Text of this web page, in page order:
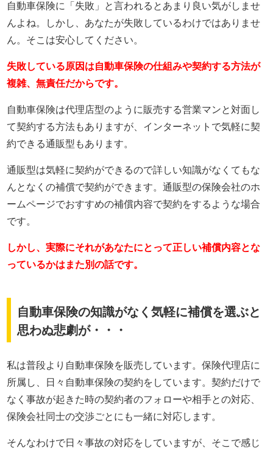
自動車保険に「失敗」と言われるとあまり良い気がしませ
んよね。しかし、あなたが失敗しているわけではありませ
ん。そこは安心してください。
失敗している原因は自動車保険の仕組みや契約する方法が
複雑、無責任だからです。
自動車保険は代理店型のように販売する営業マンと対面し
て契約する方法もありますが、インターネットで気軽に契
約できる通販型もあります。
通販型は気軽に契約ができるので詳しい知識がなくてもな
んとなくの補償で契約ができます。通販型の保険会社のホ
ームページでおすすめの補償内容で契約をするような場合
です。
しかし、実際にそれがあなたにとって正しい補償内容とな
っているかはまた別の話です。
自動車保険の知識がなく気軽に補償を選ぶと
思わぬ悲劇が・・・
私は普段より自動車保険を販売しています。保険代理店に
所属し、日々自動車保険の契約をしています。契約だけで
なく事故が起きた時の契約者のフォローや相手との対応、
保険会社同士の交渉ごとにも一緒に対応します。
そんなわけで日々事故の対応をしていますが、そこで感じ